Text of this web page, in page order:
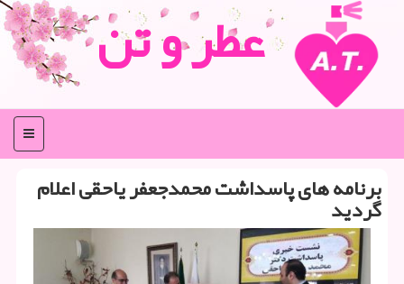
عطر و تن
منو
برنامه های پاسداشت محمدجعفر یاحقی اعلام
گردید